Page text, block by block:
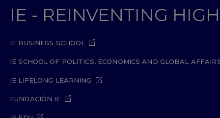
IE - REINVENTING
IE BUSINESS SCHOOL
IE SCHOOL OF POLITICS, ECONOMICS AND GLOBAL
IE LIFELONG LEARNING
FUNDACIÓN IE